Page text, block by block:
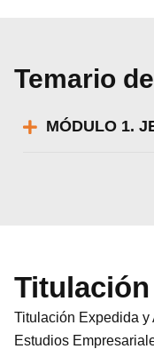
Temario
MÓDULO 1.
Titulación
Titulación Expedida y
Estudios